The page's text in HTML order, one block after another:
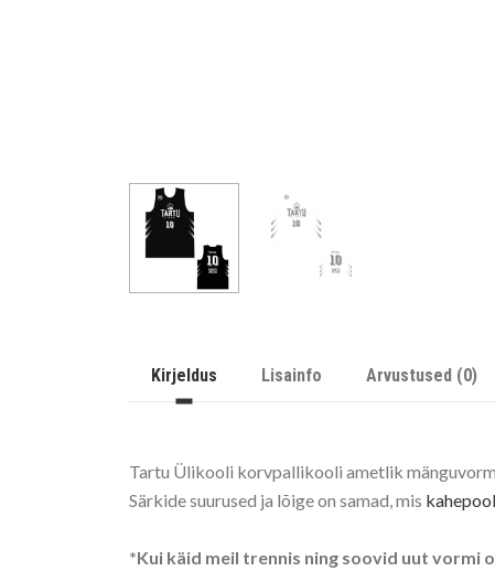
Kirjeldus Lisainfo Arvustused (0)
Tartu Ülikooli korvpallikooli ametlik
Särkide suurused ja lõige on samad, mis
*Kui käid meil trennis ning soovid uut vormi